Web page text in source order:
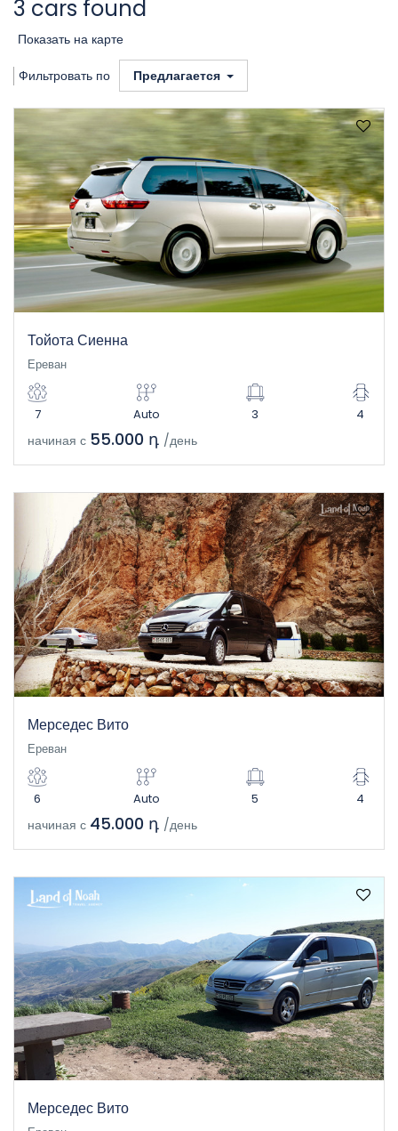
3 cars found
Показать на карте
Фильтровать по Предлагается
Тойота Сиенна
Ереван
7 Auto 3 4
начиная с 55.000 դ /день
Мерседес Вито
Ереван
6 Auto 5 4
начиная с 45.000 դ /день
Мерседес Вито